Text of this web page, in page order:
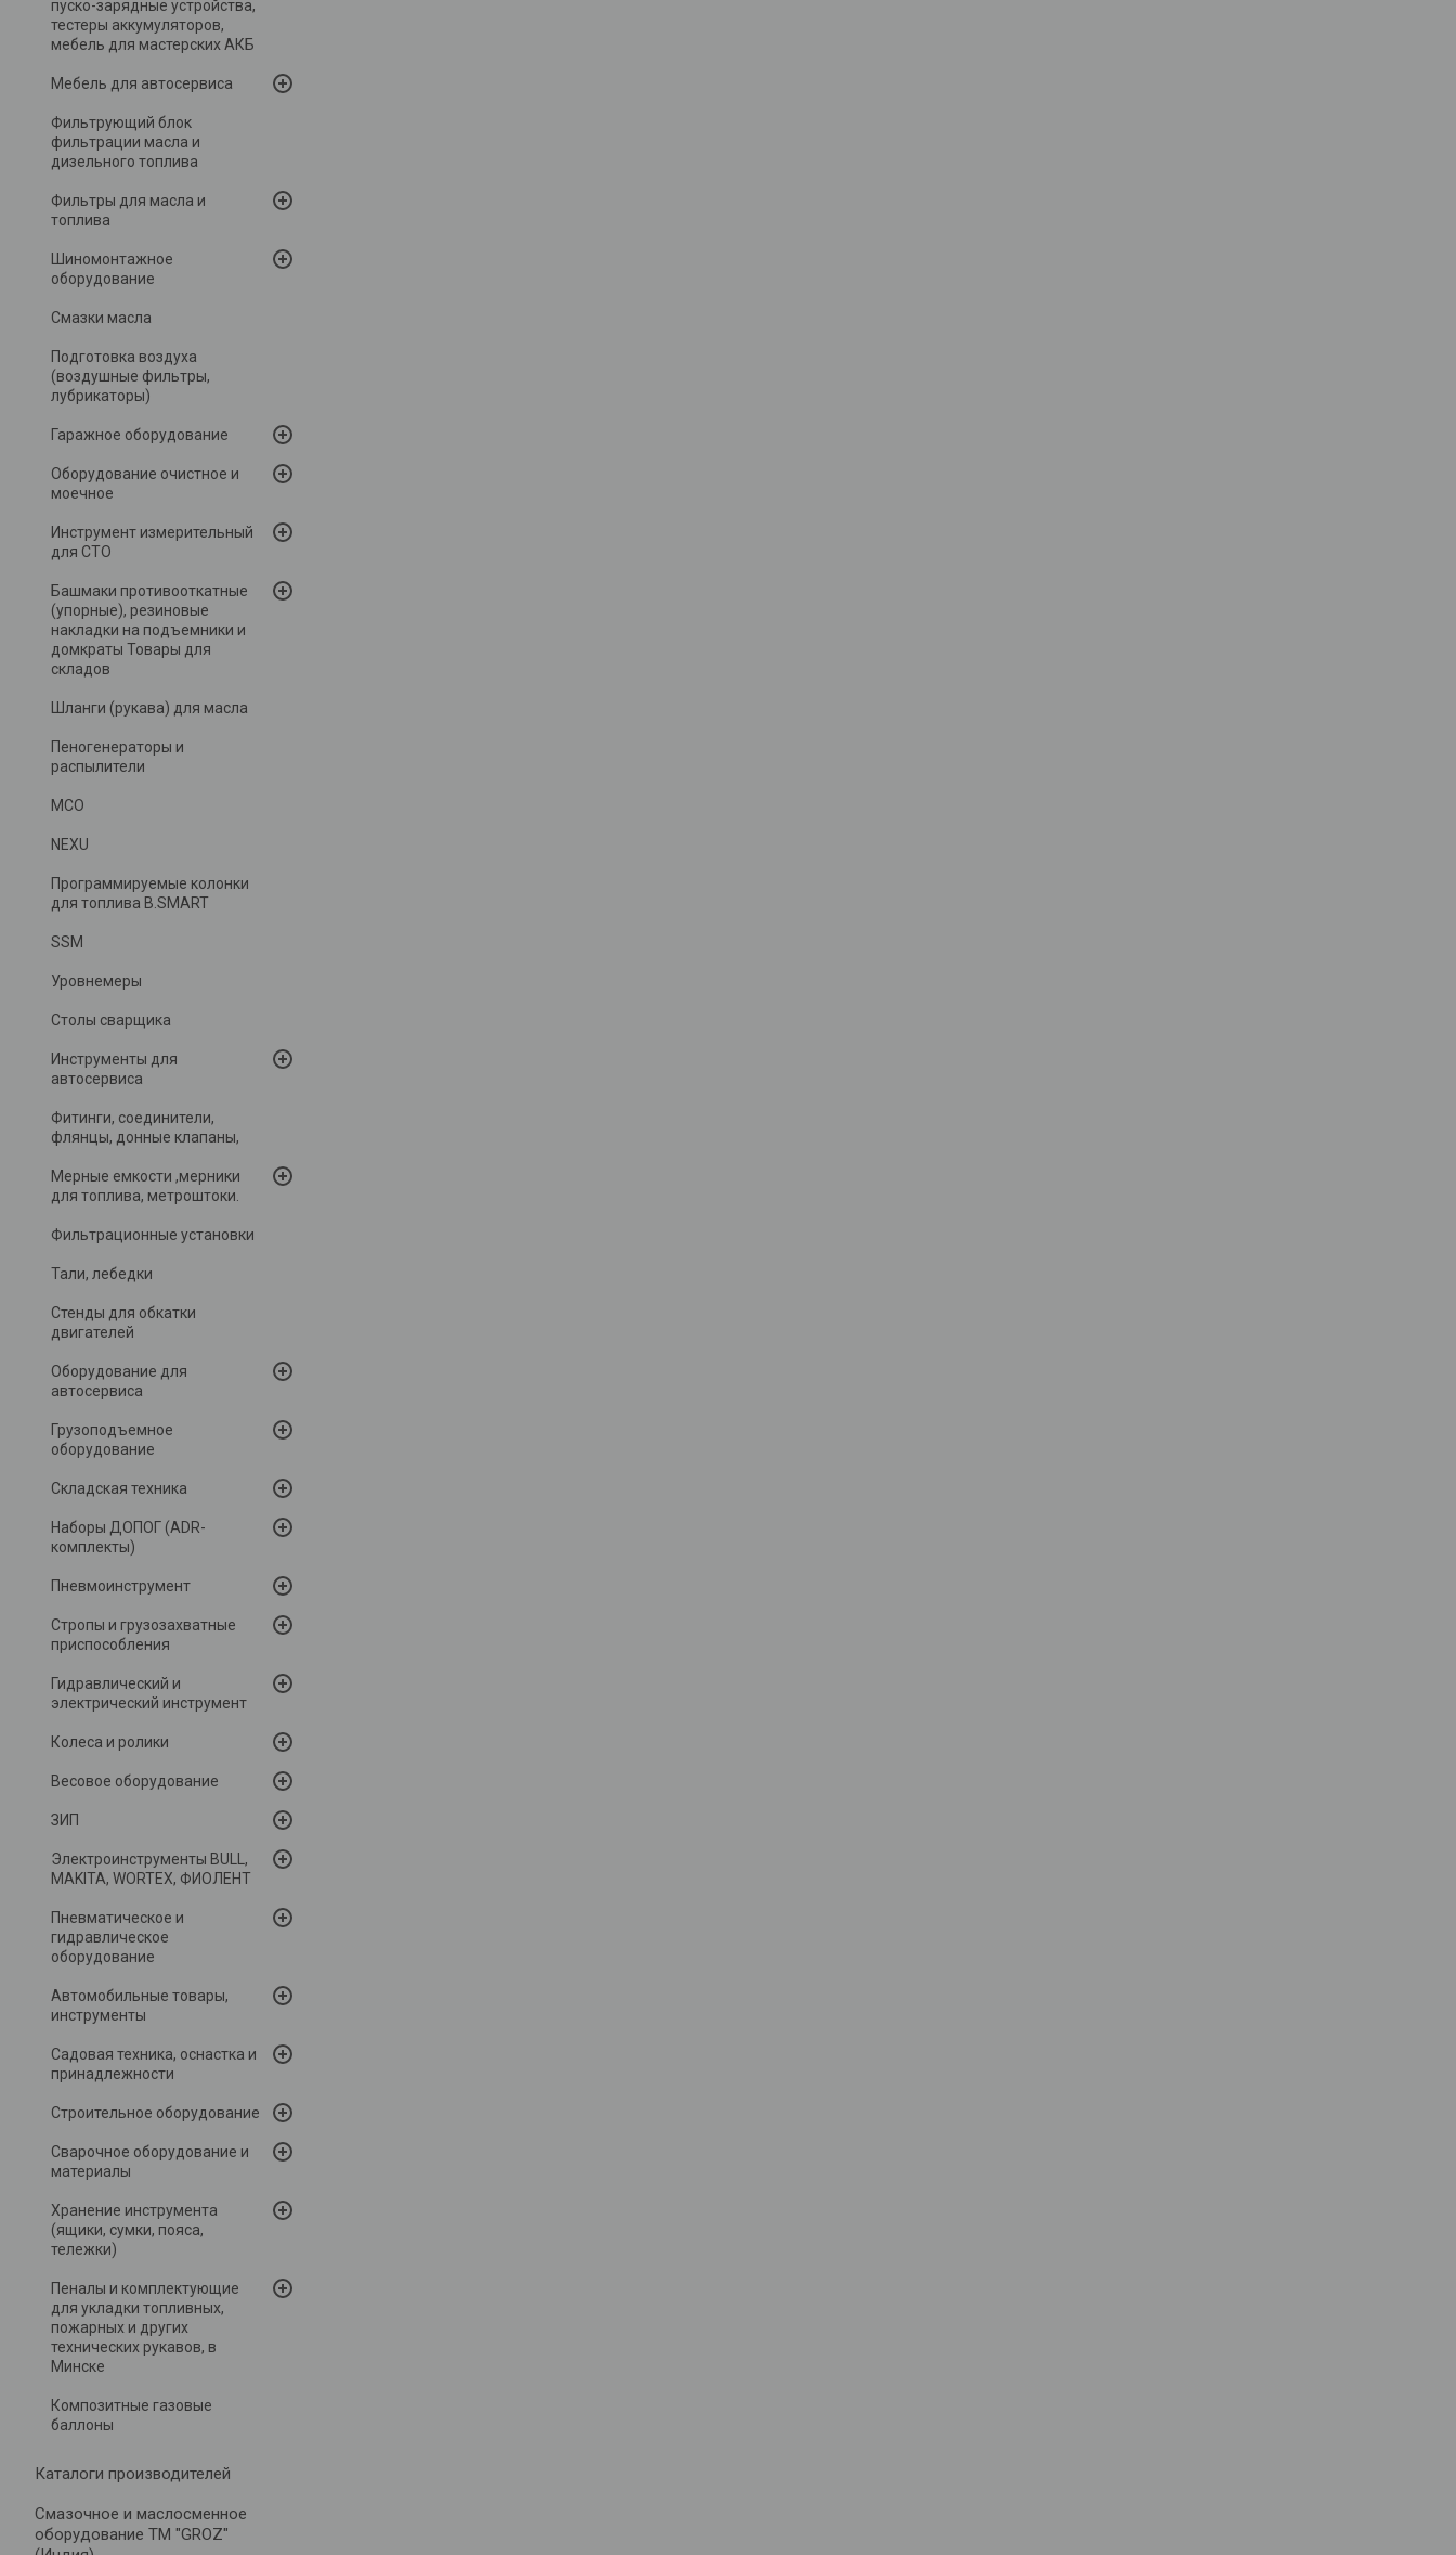
пуско-зарядные устройства,
тестеры аккумуляторов,
мебель для мастерских АКБ
Мебель для автосервиса
Фильтрующий блок
фильтрации масла и
дизельного топлива
Фильтры для масла и
топлива
Шиномонтажное
оборудование
Смазки масла
Подготовка воздуха
(воздушные фильтры,
лубрикаторы)
Гаражное оборудование
Оборудование очистное и
моечное
Инструмент измерительный
для СТО
Башмаки противооткатные
(упорные), резиновые
накладки на подъемники и
домкраты Товары для
складов
Шланги (рукава) для масла
Пеногенераторы и
распылители
MCO
NEXU
Программируемые колонки
для топлива B.SMART
SSM
Уровнемеры
Столы сварщика
Инструменты для
автосервиса
Фитинги, соединители,
флянцы, донные клапаны,
Мерные емкости ,мерники
для топлива, метроштоки.
Фильтрационные установки
Тали, лебедки
Стенды для обкатки
двигателей
Оборудование для
автосервиса
Грузоподъемное
оборудование
Складская техника
Наборы ДОПОГ (ADR-
комплекты)
Пневмоинструмент
Стропы и грузозахватные
приспособления
Гидравлический и
электрический инструмент
Колеса и ролики
Весовое оборудование
ЗИП
Электроинструменты BULL,
MAKITA, WORTEX, ФИОЛЕНТ
Пневматическое и
гидравлическое
оборудование
Автомобильные товары,
инструменты
Садовая техника, оснастка и
принадлежности
Строительное оборудование
Сварочное оборудование и
материалы
Хранение инструмента
(ящики, сумки, пояса,
тележки)
Пеналы и комплектующие
для укладки топливных,
пожарных и других
технических рукавов, в
Минске
Композитные газовые
баллоны
Каталоги производителей
Cмазочное и маслосменное
оборудование ТМ "GROZ"